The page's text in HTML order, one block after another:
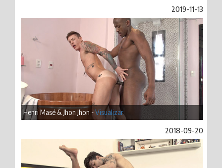
2019-11-13
Henri Masé & Jhon Jhon -Visualizar
2018-09-20